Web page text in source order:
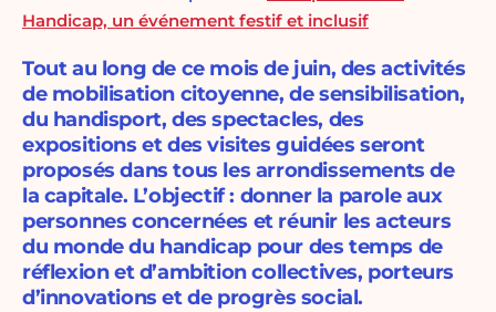
Handicap, un événement festif et inclusif
Tout au long de ce mois de juin, des activités
de mobilisation citoyenne, de sensibilisation,
du handisport, des spectacles, des
expositions et des visites guidées seront
proposés dans tous les arrondissements de
la capitale. L’objectif : donner la parole aux
personnes concernées et réunir les acteurs
du monde du handicap pour des temps de
réflexion et d’ambition collectives, porteurs
d’innovations et de progrès social.